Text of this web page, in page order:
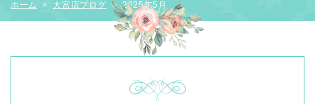
ホーム > 大宮店ブログ > 2025年5月